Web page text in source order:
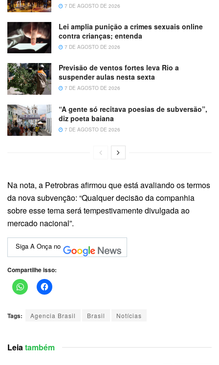
7 DE AGOSTO DE 2026
Lei amplia punição a crimes sexuais online
contra crianças; entenda
7 DE AGOSTO DE 2026
Previsão de ventos fortes leva Rio a
suspender aulas nesta sexta
7 DE AGOSTO DE 2026
“A gente só recitava poesias de subversão”,
diz poeta baiana
7 DE AGOSTO DE 2026
Na nota, a Petrobras afirmou que está avaliando os termos
da nova subvenção: “Qualquer decisão da companhia
sobre esse tema será tempestivamente divulgada ao
mercado nacional”.
Siga A Onça no
Compartilhe isso:
Tags: Agencia Brasil Brasil Notícias
Leia também